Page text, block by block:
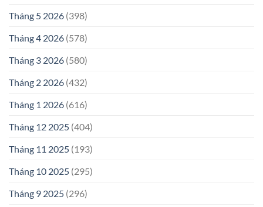
Tháng 5 2026 (398)
Tháng 4 2026 (578)
Tháng 3 2026 (580)
Tháng 2 2026 (432)
Tháng 1 2026 (616)
Tháng 12 2025 (404)
Tháng 11 2025 (193)
Tháng 10 2025 (295)
Tháng 9 2025 (296)